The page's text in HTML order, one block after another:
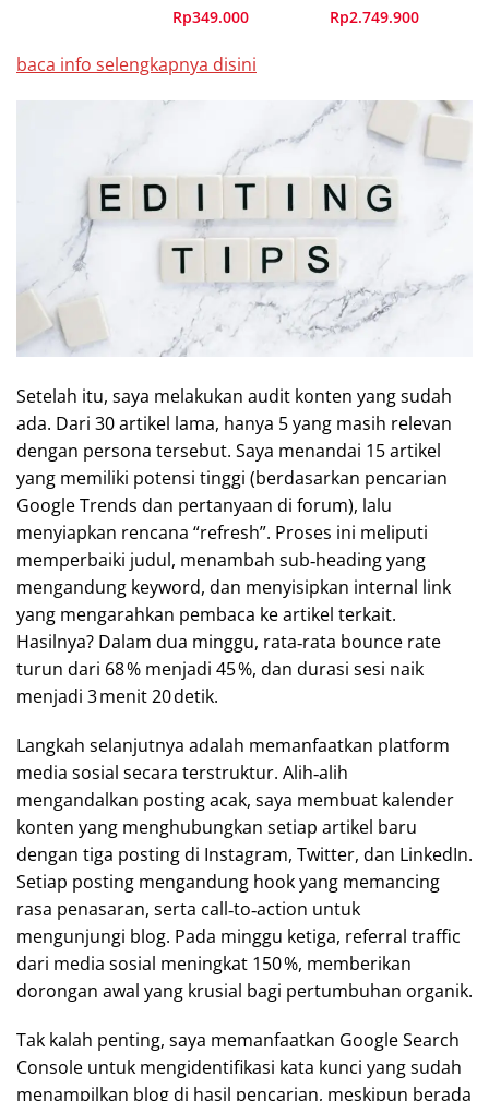
Rp349.000
Rp2.749.900
baca info selengkapnya disini
Setelah itu, saya melakukan audit konten yang sudah
ada. Dari 30 artikel lama, hanya 5 yang masih relevan
dengan persona tersebut. Saya menandai 15 artikel
yang memiliki potensi tinggi (berdasarkan pencarian
Google Trends dan pertanyaan di forum), lalu
menyiapkan rencana “refresh”. Proses ini meliputi
memperbaiki judul, menambah sub‑heading yang
mengandung keyword, dan menyisipkan internal link
yang mengarahkan pembaca ke artikel terkait.
Hasilnya? Dalam dua minggu, rata‑rata bounce rate
turun dari 68 % menjadi 45 %, dan durasi sesi naik
menjadi 3 menit 20 detik.
Langkah selanjutnya adalah memanfaatkan platform
media sosial secara terstruktur. Alih‑alih
mengandalkan posting acak, saya membuat kalender
konten yang menghubungkan setiap artikel baru
dengan tiga posting di Instagram, Twitter, dan LinkedIn.
Setiap posting mengandung hook yang memancing
rasa penasaran, serta call‑to‑action untuk
mengunjungi blog. Pada minggu ketiga, referral traffic
dari media sosial meningkat 150 %, memberikan
dorongan awal yang krusial bagi pertumbuhan organik.
Tak kalah penting, saya memanfaatkan Google Search
Console untuk mengidentifikasi kata kunci yang sudah
menampilkan blog di hasil pencarian, meskipun berada